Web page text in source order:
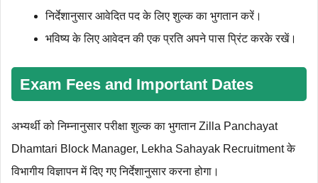
निर्देशानुसार आवेदित पद के लिए शुल्‍क का भुगतान करें।
भविष्‍य के लिए आवेदन की एक प्रति अपने पास प्रिंट करके रखें।
Exam Fees and Important Dates
अभ्यर्थी को निम्‍नानुसार परीक्षा शुल्‍क का भुगतान Zilla Panchayat
Dhamtari Block Manager, Lekha Sahayak Recruitment के
विभागीय विज्ञापन में दिए गए निर्देशानुसार करना होगा।